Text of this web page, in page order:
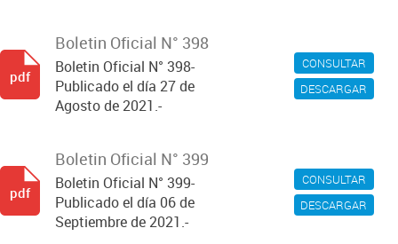
CONSULTAR
DESCARGAR
Boletin Oficial N° 398
Boletin Oficial N° 398-
Publicado el día 27 de
Agosto de 2021.-
pdf
CONSULTAR
DESCARGAR
Boletin Oficial N° 399
Boletin Oficial N° 399-
Publicado el día 06 de
Septiembre de 2021.-
pdf